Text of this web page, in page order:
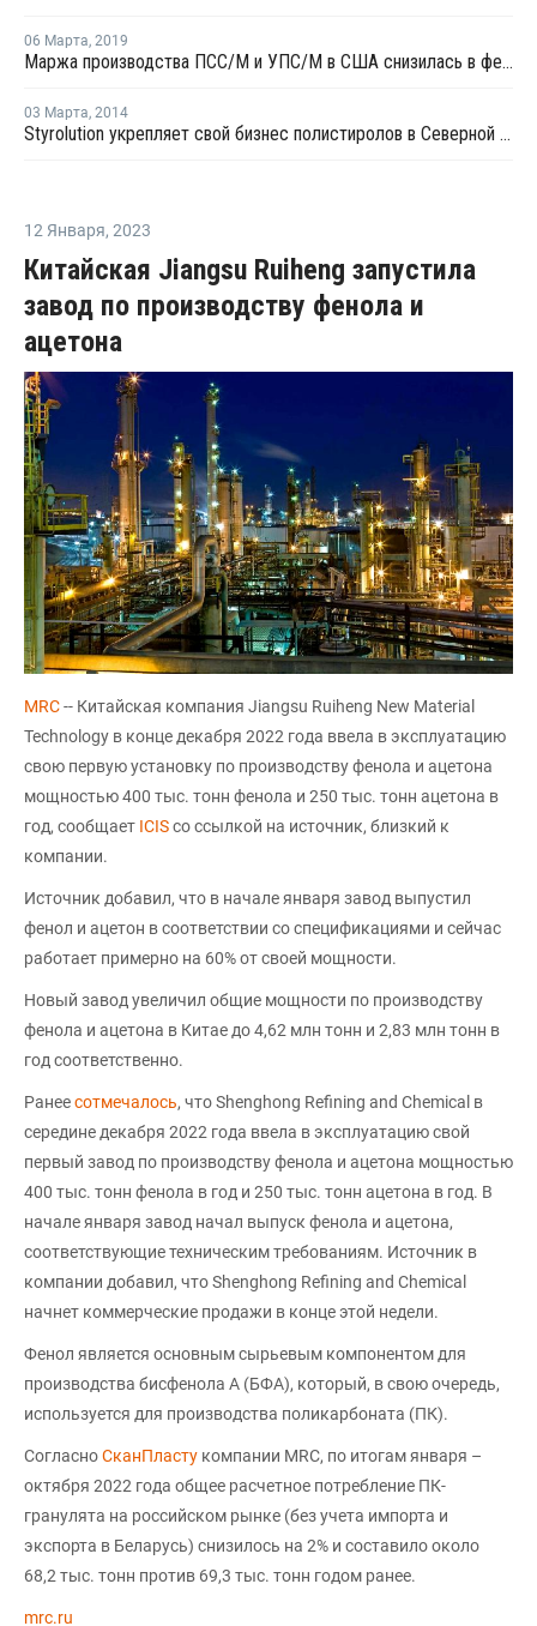
06 Марта, 2019
Маржа производства ПСC/М и УПС/М в США снизилась в феврале
03 Марта, 2014
Styrolution укрепляет свой бизнес полистиролов в Северной Америке
12 Января, 2023
Китайская Jiangsu Ruiheng запустила
завод по производству фенола и
ацетона
MRC-- Китайская компания Jiangsu Ruiheng New Material
Technology в конце декабря 2022 года ввела в эксплуатацию
свою первую установку по производству фенола и ацетона
мощностью 400 тыс. тонн фенола и 250 тыс. тонн ацетона в
год, сообщает ICISсо ссылкой на источник, близкий к
компании.
Источник добавил, что в начале января завод выпустил
фенол и ацетон в соответствии со спецификациями и сейчас
работает примерно на 60% от своей мощности.
Новый завод увеличил общие мощности по производству
фенола и ацетона в Китае до 4,62 млн тонн и 2,83 млн тонн в
год соответственно.
Ранеесотмечалось, что Shenghong Refining and Chemical в
середине декабря 2022 года ввела в эксплуатацию свой
первый завод по производству фенола и ацетона мощностью
400 тыс. тонн фенола в год и 250 тыс. тонн ацетона в год. В
начале января завод начал выпуск фенола и ацетона,
соответствующие техническим требованиям. Источник в
компании добавил, что Shenghong Refining and Chemical
начнет коммерческие продажи в конце этой недели.
Фенол является основным сырьевым компонентом для
производства бисфенола А (БФА), который, в свою очередь,
используется для производства поликарбоната (ПК).
СогласноСканПласту компании MRC, по итогам января –
октября 2022 года общее расчетное потребление ПК-
гранулята на российском рынке (без учета импорта и
экспорта в Беларусь) снизилось на 2% и составило около
68,2 тыс. тонн против 69,3 тыс. тонн годом ранее.
mrc.ru